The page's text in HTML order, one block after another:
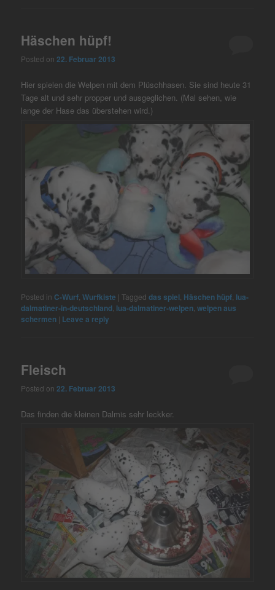
Häschen hüpf!
Posted on22. Februar 2013
Hier spielen die Welpen mit dem Plüschhasen. Sie sind heute 31
Tage alt und sehr propper und ausgeglichen. (Mal sehen, wie
lange der Hase das überstehen wird.)
Posted in C-Wurf ,Wurfkiste |Tagged das spiel Häschen hüpf lua-
dalmatiner-in-deutschland lua-dalmatiner-welpen ,welpen aus
schermen | Leave a reply
Fleisch
Posted on22. Februar 2013
Das finden die kleinen Dalmis sehr leckker.